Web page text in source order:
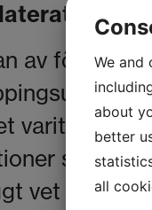
sina
av
varit att
som
vet att vi
We and
about
better
all